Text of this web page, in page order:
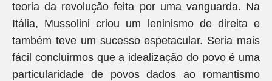
teoria da revolução feita por uma vanguarda. Na
Itália, Mussolini criou um leninismo de direita e
também teve um sucesso espetacular. Seria mais
fácil concluirmos que a idealização do povo é uma
particularidade de povos dados ao romantismo